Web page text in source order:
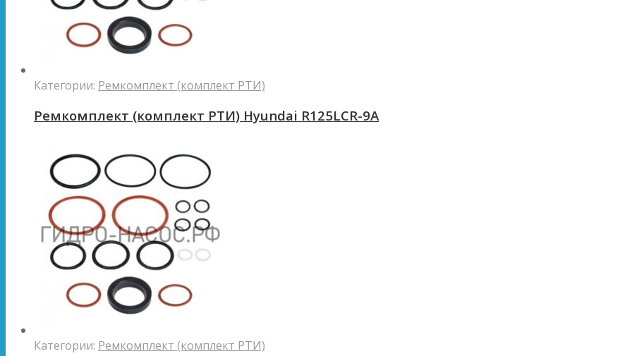
Категории: Ремкомплект (комплект РТИ)
Ремкомплект (комплект РТИ) Hyundai R125LCR-9A
Категории: Ремкомплект (комплект РТИ)